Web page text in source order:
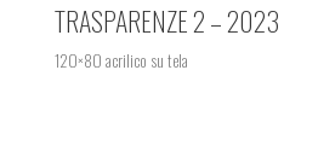
TRASPARENZE 2 – 2023
120×80 acrilico su tela